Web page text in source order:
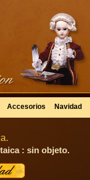
Accesorios Navidad
: sin objeto.